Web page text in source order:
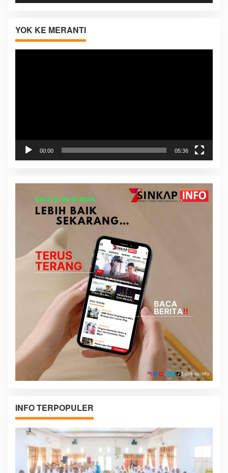
YOK KE MERANTI
00:00 05:36
INFO TERPOPULER